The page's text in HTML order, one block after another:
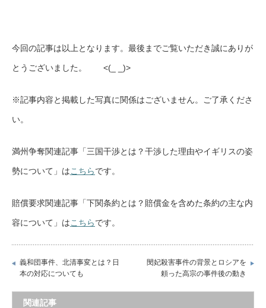
今回の記事は以上となります。最後までご覧いただき誠にありが
とうございました。 <(_ _)>
※記事内容と掲載した写真に関係はございません。ご了承くださ
い。
満州争奪関連記事「三国干渉とは？干渉した理由やイギリスの姿
勢について」はこちらです。
賠償要求関連記事「下関条約とは？賠償金を含めた条約の主な内
容について」はこちらです。
義和団事件、北清事変とは？日
本の対応についても
閔妃殺害事件の背景とロシアを
頼った高宗の事件後の動き
関連記事